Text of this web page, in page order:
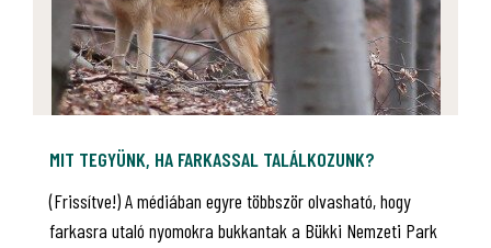
MIT TEGYÜNK, HA FARKASSAL TALÁLKOZUNK?
(Frissítve!) A médiában egyre többször olvasható, hogy
farkasra utaló nyomokra bukkantak a Bükki Nemzeti Park